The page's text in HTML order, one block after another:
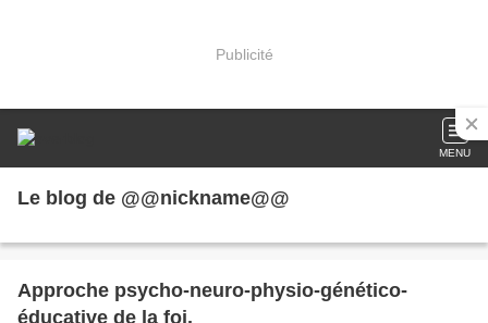
Publicité
MENU
Le blog de @@nickname@@
Approche psycho-neuro-physio-génético-
éducative de la foi.